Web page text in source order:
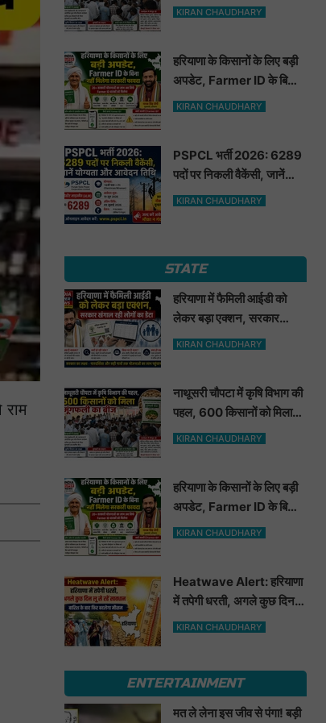
मूंगफली का बीज
KIRAN CHAUDHARY
हरियाणा के किसानों के लिए बड़ी
अपडेट, Farmer ID के बिना
नहीं मिलेगा सरकारी फायदा
KIRAN CHAUDHARY
PSPCL भर्ती 2026: 6289
पदों पर निकली वैकेंसी, जानें
योग्यता और आवेदन तिथि
KIRAN CHAUDHARY
STATE
हरियाणा में फैमिली आईडी को
लेकर बड़ा एक्शन, सरकार
खंगाल रही लोगों का डेटा
KIRAN CHAUDHARY
नाथूसरी चौपटा में कृषि विभाग की
पहल, 600 किसानों को मिला
मूंगफली का बीज
KIRAN CHAUDHARY
हरियाणा के किसानों के लिए बड़ी
अपडेट, Farmer ID के बिना
नहीं मिलेगा सरकारी फायदा
KIRAN CHAUDHARY
Heatwave Alert: हरियाणा
में तपेगी धरती, अगले कुछ दिन लू
से रहें सावधान. बारिश के बाद
KIRAN CHAUDHARY
ENTERTAINMENT
मत ले लेना इस जीव से पंगा! बड़ी